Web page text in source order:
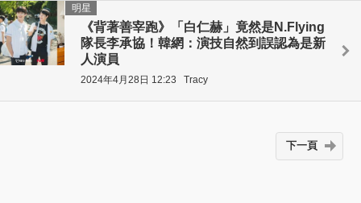
《背著善宰跑》「白仁赫」竟然是N.Flying
隊長李承協！韓網：演技自然到誤認為是新
人演員
明星
2024年4月28日 12:23 Tracy
下一頁